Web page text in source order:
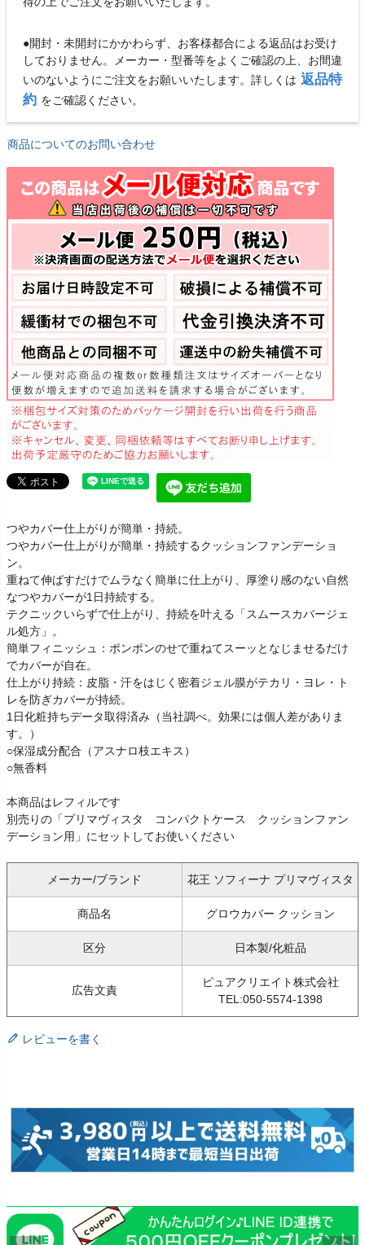
●開封・未開封にかかわらず、お客様都合による返品はお受け
しておりません。メーカー・型番等をよくご確認の上、お間違
いのないようにご注文をお願いいたします。詳しくは 返品特
約 をご確認ください。
商品についてのお問い合わせ
つやカバー仕上がりが簡単・持続。
つやカバー仕上がりが簡単・持続するクッションファンデーショ
ン。
重ねて伸ばすだけでムラなく簡単に仕上がり、厚塗り感のない自然
なつやカバーが1日持続する。
テクニックいらずで仕上がり、持続を叶える「スムースカバージェ
ル処方」。
簡単フィニッシュ：ポンポンのせで重ねてスーッとなじませるだけ
でカバーが自在。
仕上がり持続：皮脂・汗をはじく密着ジェル膜がテカリ・ヨレ・ト
レを防ぎカバーが持続。
1日化粧持ちデータ取得済み（当社調べ。効果には個人差がありま
す。）
○保湿成分配合（アスナロ枝エキス）
○無香料
本商品はレフィルです
別売りの「プリマヴィスタ コンパクトケース クッションファン
デーション用」にセットしてお使いください
メーカー/ブランド 花王 ソフィーナ プリマヴィスタ
商品名 グロウカバー クッション
区分 日本製/化粧品
広告文責
ピュアクリエイト株式会社
TEL:050-5574-1398
レビューを書く